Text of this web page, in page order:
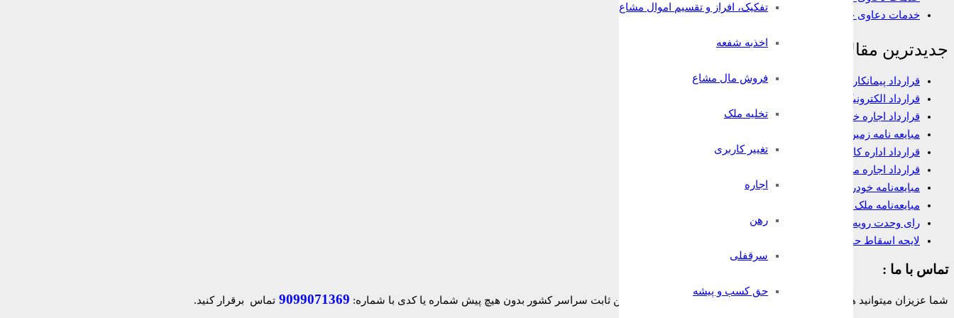
تفکیک، افراز و تقسیم اموال مشاع
اخذبه شفعه
فروش مال مشاع
تخلیه ملک
تغییر کاربری
اجاره
رهن
سرقفلی
حق کسب و پیشه
خدمات دعاوی خانواده
جدیدترین مقالات
قرارداد پیمانکاری
قرارداد الکترونیک وکالت
قرارداد اجاره خانه
مبایعه نامه زمین
قرارداد اداره کار
قرارداد اجاره مغازه
مبایعه‌نامه خودرو
مبایعه‌نامه ملک تجاری
رای وحدت رویه در مورد شرط داوری
لایحه اسقاط حق
تماس با ما :
شما عزیزان میتوانید همه روزه و به صورت 24 ساعته حتی ایام تعطیل از تلفن ثابت سراسر کشور بدون هیچ پیش شماره یا کدی با شماره: 9099071369 تماس برقرار کنید.